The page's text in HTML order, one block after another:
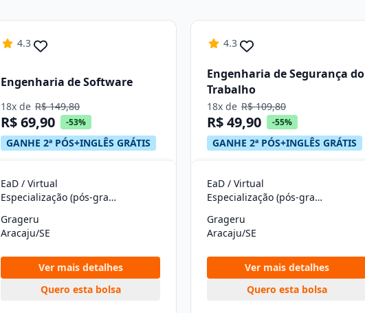
4.3
Engenharia de Software
18x de R$ 149,80
R$ 69,90 -53%
GANHE 2ª PÓS+INGLÊS GRÁTIS
EaD / Virtual
Especialização (pós-graduação)
Grageru
Aracaju/SE
Ver mais detalhes
Quero esta bolsa
4.3
Engenharia de Segurança do
Trabalho
18x de R$ 109,80
R$ 49,90 -55%
GANHE 2ª PÓS+INGLÊS GRÁTIS
EaD / Virtual
Especialização (pós-graduação)
Grageru
Aracaju/SE
Ver mais detalhes
Quero esta bolsa